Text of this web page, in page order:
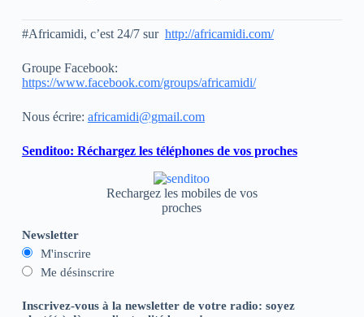
#Africamidi, c’est 24/7 sur http://africamidi.com/
Groupe Facebook:
https://www.facebook.com/groups/africamidi/
Nous écrire: africamidi@gmail.com
Senditoo: Réchargez les téléphones de vos proches
Rechargez les mobiles de vos
proches
Newsletter
M'inscrire
Me désinscrire
Inscrivez-vous à la newsletter de votre radio: soyez